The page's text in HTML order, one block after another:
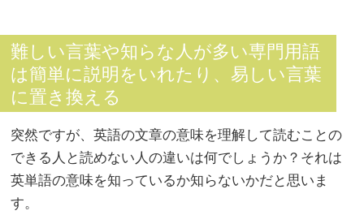
難しい言葉や知らな人が多い専門用語
は簡単に説明をいれたり、易しい言葉
に置き換える
突然ですが、英語の文章の意味を理解して読むことの
できる人と読めない人の違いは何でしょうか？それは
英単語の意味を知っているか知らないかだと思いま
す。